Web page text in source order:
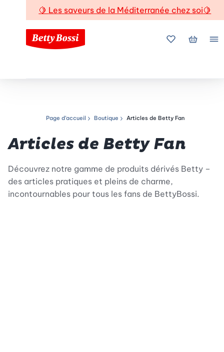
🍋 Les saveurs de la Méditerranée chez soi🍋
Mes favoris
Mon
Chemin de navigation
Page d’accueil Boutique Articles de Betty Fan
Articles de Betty Fan
Découvrez notre gamme de produits dérivés Betty –
des articles pratiques et pleins de charme,
incontournables pour tous les fans de BettyBossi.